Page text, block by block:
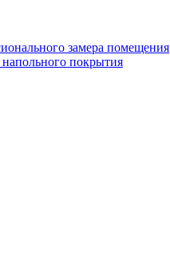
замера помещения
напольного покрытия